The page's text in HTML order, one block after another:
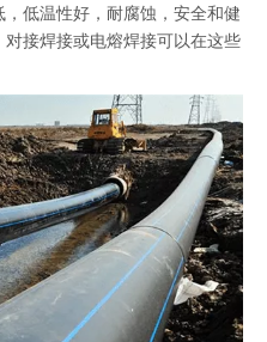
低温性好，耐腐蚀，安全和健
接焊接或电熔焊接可以在这些